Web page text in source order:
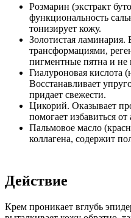
Розмарин (экстракт
функциональность
тонизирует кожу.
Золотистая ламинария.
трансформациями,
пигментные пятна и не
Гиалуроновая кислота
Восстанавливает
придает свежести.
Цикорий. Оказывает
помогает избавиться от
Пальмовое масло
коллагена, содержит
Действие
Крем проникает вглубь